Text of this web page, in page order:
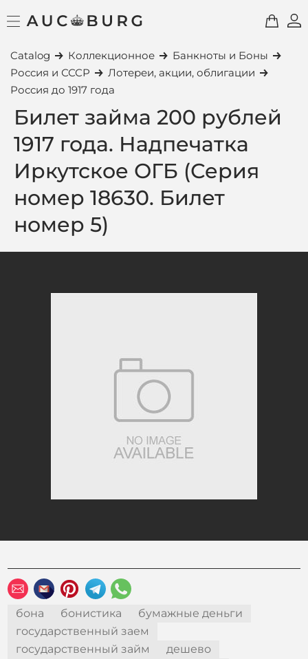
Catalog Коллекционное
Банкноты и Боны
Россия и СССР
Лотереи, акции, облигации
Россия до 1917 года
Билет займа 200 рублей
1917 года. Надпечатка
Иркутское ОГБ (Серия
номер 18630. Билет
номер 5)
бона бонистика
бумажные деньги
государственный заем
государственный займ
дешево